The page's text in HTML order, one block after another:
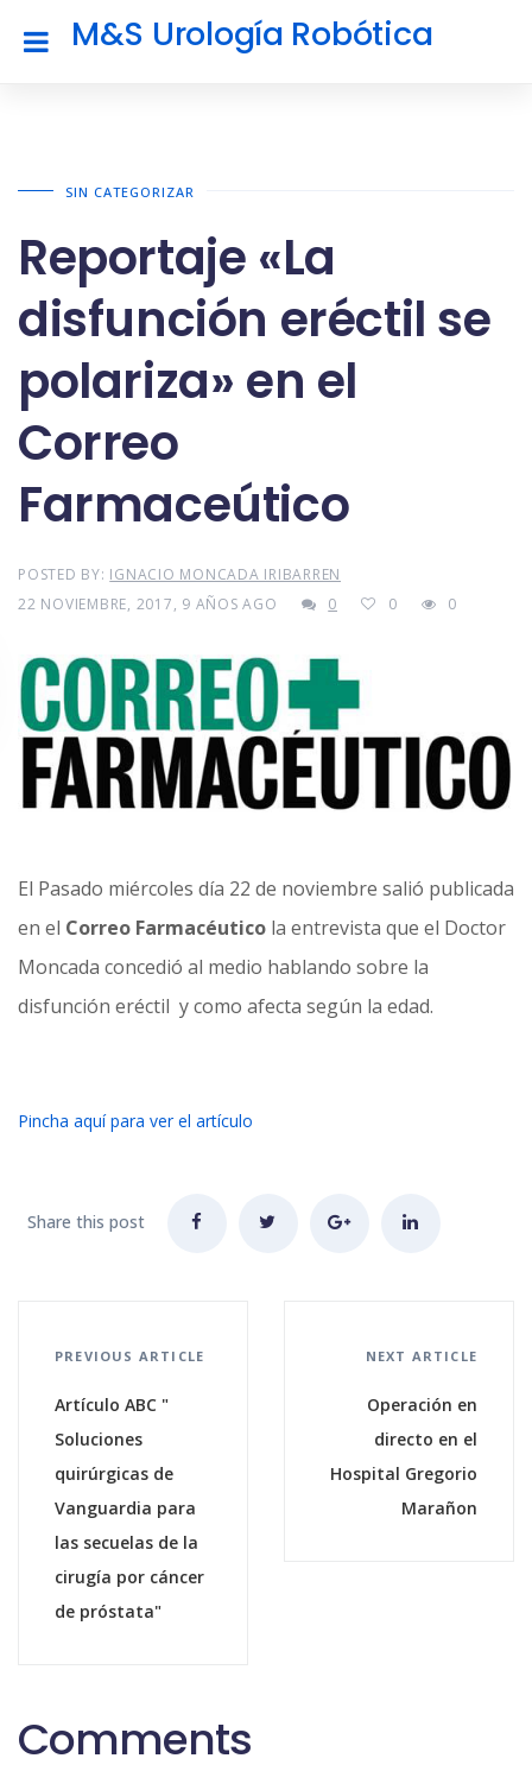
M&S Urología Robótica
SIN CATEGORIZAR
Reportaje «La
disfunción eréctil se
polariza» en el
Correo
Farmaceútico
POSTED BY: IGNACIO MONCADA IRIBARREN
22 NOVIEMBRE, 2017, 9 AÑOS AGO
0 0 0
El Pasado miércoles día 22 de noviembre salió publicada
en el Correo Farmacéutico la entrevista que el Doctor
Moncada concedió al medio hablando sobre la
disfunción eréctil y como afecta según la edad.
Pincha aquí para ver el artículo
Share this post
PREVIOUS ARTICLE
Artículo ABC "
Soluciones
quirúrgicas de
Vanguardia para
las secuelas de la
cirugía por cáncer
de próstata"
NEXT ARTICLE
Operación en
directo en el
Hospital Gregorio
Marañon
Comments